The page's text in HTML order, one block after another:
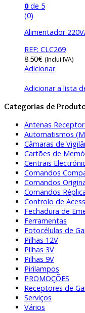
0de 5
(0)
Alimentador
REF: CLC269
8.50€ (Inclui IVA)
Adicionar
Adicionar a lista
Categorias de
Antenas
Automatismos
Câmaras de
Cartões de
Centrais
Comandos
Comandos
Comandos
Controlo de
Fechadura de
Ferramentas
Fotocélulas de
Pilhas 12V
Pilhas 3V
Pilhas 9V
Pirilampos
PROMOÇÕES
Receptores de
Serviços
Vários